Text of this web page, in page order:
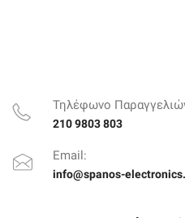
Τηλέφωνο
210 9803 803
Email:
info@spanos-